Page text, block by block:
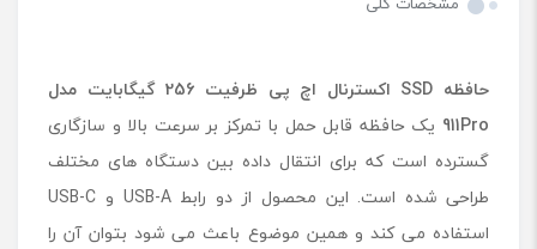
حافظه SSD اکسترنال اچ پی ظرفیت 256 گیگابایت مدل
911Pro یک حافظه قابل حمل با تمرکز بر سرعت بالا و سازگاری
گسترده است که برای انتقال داده بین دستگاه های مختلف
طراحی شده است. این محصول از دو رابط USB-A و USB-C
استفاده می کند و همین موضوع باعث می شود بتوان آن را